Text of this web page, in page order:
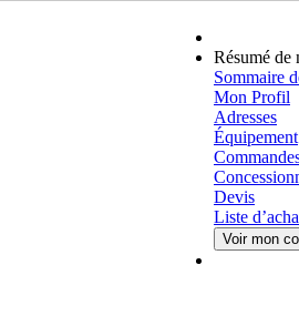
Résumé de
Sommaire
Mon Profil
Adresses
Équipement
Devis
Liste
Voir mon